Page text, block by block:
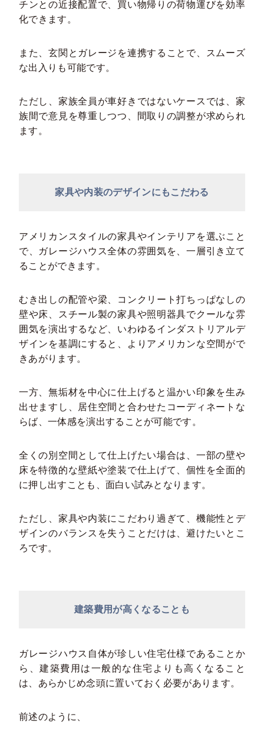
チンとの近接配置で、買い物帰りの荷物運びを効率
化できます。
また、玄関とガレージを連携することで、スムーズ
な出入りも可能です。
ただし、家族全員が車好きではないケースでは、家
族間で意見を尊重しつつ、間取りの調整が求められ
ます。
家具や内装のデザインにもこだわる
アメリカンスタイルの家具やインテリアを選ぶこと
で、ガレージハウス全体の雰囲気を、一層引き立て
ることができます。
むき出しの配管や梁、コンクリート打ちっぱなしの
壁や床、スチール製の家具や照明器具でクールな雰
囲気を演出するなど、いわゆるインダストリアルデ
ザインを基調にすると、よりアメリカンな空間がで
きあがります。
一方、無垢材を中心に仕上げると温かい印象を生み
出せますし、居住空間と合わせたコーディネートな
らば、一体感を演出することが可能です。
全くの別空間として仕上げたい場合は、一部の壁や
床を特徴的な壁紙や塗装で仕上げて、個性を全面的
に押し出すことも、面白い試みとなります。
ただし、家具や内装にこだわり過ぎて、機能性とデ
ザインのバランスを失うことだけは、避けたいとこ
ろです。
建築費用が高くなることも
ガレージハウス自体が珍しい住宅仕様であることか
ら、建築費用は一般的な住宅よりも高くなること
は、あらかじめ念頭に置いておく必要があります。
前述のように、